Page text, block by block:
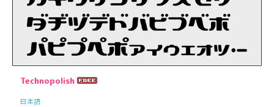
Technopolish
日本語